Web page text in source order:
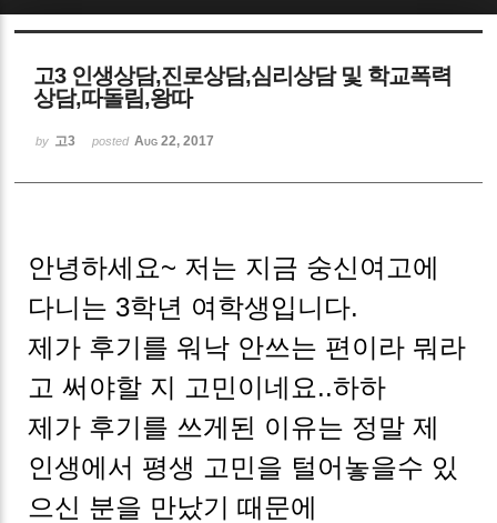
고3 인생상담,진로상담,심리상담 및 학교폭력
상담,따돌림,왕따
by 고3 posted Aug 22, 2017
안녕하세요~ 저는 지금 숭신여고에
다니는 3학년 여학생입니다.
제가 후기를 워낙 안쓰는 편이라 뭐라
고 써야할 지 고민이네요..하하
제가 후기를 쓰게된 이유는 정말 제
인생에서 평생 고민을 털어놓을수 있
으신 분을 만났기 때문에
Sketchbook5, 스케치북5
Sketchbook5, 스케치북5